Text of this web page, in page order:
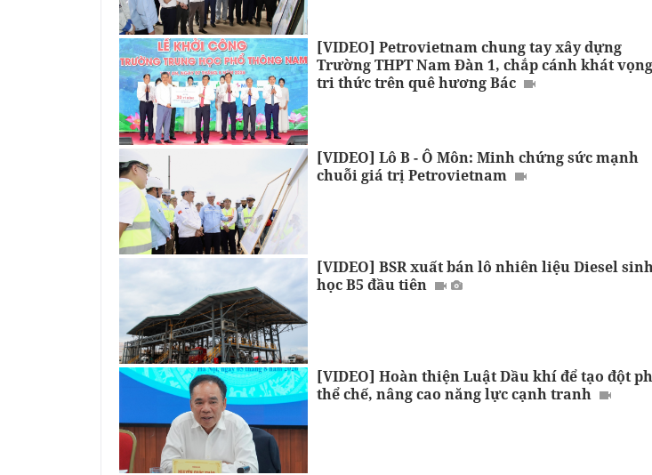
[VIDEO] Petrovietnam chung tay xây dựng
Trường THPT Nam Đàn 1, chắp cánh khát vọng
tri thức trên quê hương Bác
[VIDEO] Lô B - Ô Môn: Minh chứng sức mạnh
chuỗi giá trị Petrovietnam
[VIDEO] BSR xuất bán lô nhiên liệu Diesel
học B5 đầu tiên
[VIDEO] Hoàn thiện Luật Dầu khí để tạo đột
thể chế, nâng cao năng lực cạnh tranh